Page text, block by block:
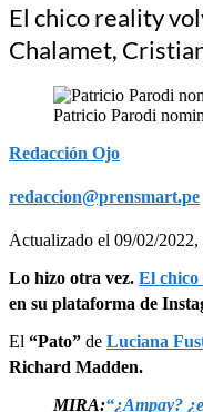
El chico reality
Chalamet,
Patricio Parodi
Redacción Ojo
redaccion@prensmart.pe
Actualizado el 09/02/2022,
Lo hizo otra vez. El
en su plataforma de
El “Pato” de Luciana
Richard Madden.
MIRA:“¿Ampay?